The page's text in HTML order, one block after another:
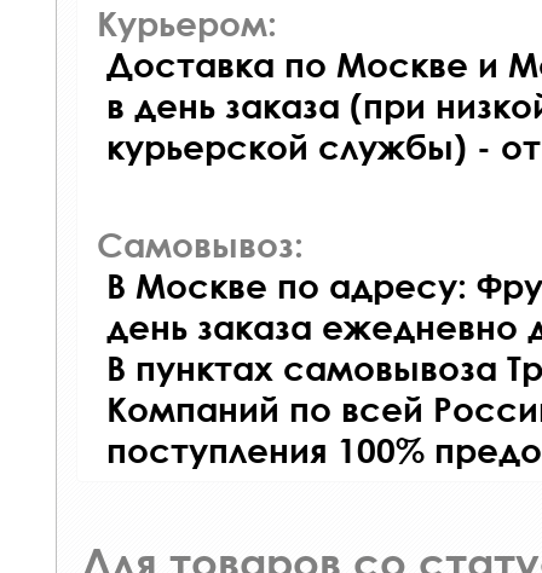
Курьером:
Доставка по Москве и
в день заказа (при
курьерской службы) -
Самовывоз:
В Москве по адресу:
день заказа ежедневно
В пунктах самовывоза
Компаний по всей
поступления 100%
Для товаров со